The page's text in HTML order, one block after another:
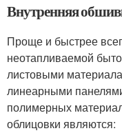
Внутренняя
Проще и быстрее
неотапливаемой
листовыми
линеарными
полимерных
облицовки являются: